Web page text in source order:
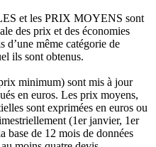
et les PRIX MOYENS sont
des prix et des économies
d’une même catégorie de
ils sont obtenus.
minimum) sont mis à jour
en euros. Les prix moyens,
sont exprimées en euros ou
(1er janvier, 1er
base de 12 mois de données